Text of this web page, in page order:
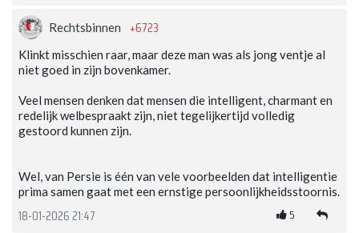
Rechtsbinnen +6723
Klinkt misschien raar, maar deze man was als jong ventje al
niet goed in zijn bovenkamer.
Veel mensen denken dat mensen die intelligent, charmant en
redelijk welbespraakt zijn, niet tegelijkertijd volledig
gestoord kunnen zijn.
Wel, van Persie is één van vele voorbeelden dat intelligentie
prima samen gaat met een ernstige persoonlijkheidsstoornis.
18-01-2026 21:47 5